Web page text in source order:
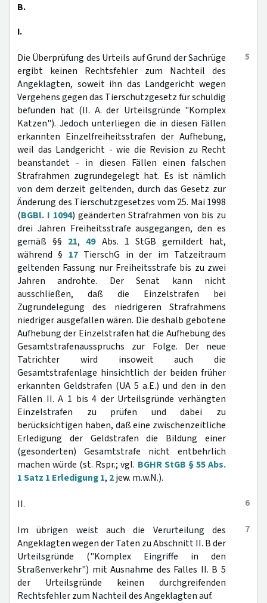
B.
I.
5
Die Überprüfung des Urteils auf Grund der Sachrüge
ergibt keinen Rechtsfehler zum Nachteil des
Angeklagten, soweit ihn das Landgericht wegen
Vergehens gegen das Tierschutzgesetz für schuldig
befunden hat (II. A. der Urteilsgründe "Komplex
Katzen"). Jedoch unterliegen die in diesen Fällen
erkannten Einzelfreiheitsstrafen der Aufhebung,
weil das Landgericht - wie die Revision zu Recht
beanstandet - in diesen Fällen einen falschen
Strafrahmen zugrundegelegt hat. Es ist nämlich
von dem derzeit geltenden, durch das Gesetz zur
Änderung des Tierschutzgesetzes vom 25. Mai 1998
(BGBl. I 1094) geänderten Strafrahmen von bis zu
drei Jahren Freiheitsstrafe ausgegangen, den es
gemäß §§ 21,49Abs. 1 StGB gemildert hat,
während § 17TierschG in der im Tatzeitraum
geltenden Fassung nur Freiheitsstrafe bis zu zwei
Jahren androhte. Der Senat kann nicht
ausschließen, daß die Einzelstrafen bei
Zugrundelegung des niedrigeren Strafrahmens
niedriger ausgefallen wären. Die deshalb gebotene
Aufhebung der Einzelstrafen hat die Aufhebung des
Gesamtstrafenausspruchs zur Folge. Der neue
Tatrichter wird insoweit auch die
Gesamtstrafenlage hinsichtlich der beiden früher
erkannten Geldstrafen (UA 5 a.E.) und den in den
Fällen II. A 1 bis 4 der Urteilsgründe verhängten
Einzelstrafen zu prüfen und dabei zu
berücksichtigen haben, daß eine zwischenzeitliche
Erledigung der Geldstrafen die Bildung einer
(gesonderten) Gesamtstrafe nicht entbehrlich
machen würde (st. Rspr.; vgl. BGHR StGB § 55 Abs.
1 Satz 1 Erledigung 1, 2jew. m.w.N.).
6
II.
7
Im übrigen weist auch die Verurteilung des
Angeklagten wegen der Taten zu Abschnitt II. B der
Urteilsgründe ("Komplex Eingriffe in den
Straßenverkehr") mit Ausnahme des Falles II. B 5
der Urteilsgründe keinen durchgreifenden
Rechtsfehler zum Nachteil des Angeklagten auf.